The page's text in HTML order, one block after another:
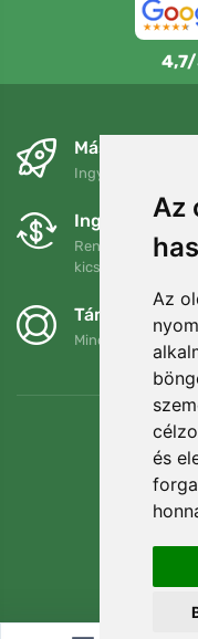
Az
Az
és
Másnapra és
Ingyenes szállítás
Ingyenes
Rendelését 90
kicserélheti.
Támogatjuk a
Minden